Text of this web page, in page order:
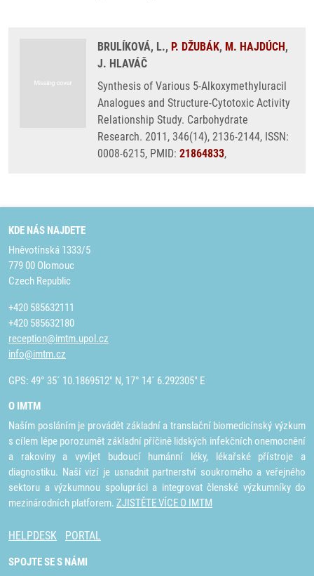
BRULÍKOVÁ, L., P. DŽUBÁK, M. HAJDÚCH,
J. HLAVÁČ
Synthesis of Various 5-Alkoxymethyluracil
Analogues and Structure-Cytotoxic Activity
Relationship Study. Carbohydrate
Research. 2011, 346(14), 2136-2144, ISSN:
0008-6215, PMID: 21864833,
KDE NÁS NAJDETE
Hněvotínská 1333/5
779 00 Olomouc
Czech Republic
+420 585632111
+420 585632180
reception@imtm.upol.cz
info@imtm.cz
GPS: 49° 35´ 10.1869512" N, 17° 14´ 6.292305" E
O IMTM
Naším posláním je provádět základní a translační biomedicínský výzkum
s cílem lépe porozumět základní příčině lidských infekčních onemocnění
a rakoviny a vyvíjet budoucí humánní léky, lékařské přístroje a
diagnostiku. Naší vizí je usnadnit partnerství soukromého a veřejného
sektoru a výzkumnou spolupráci a integrovat členské výzkumníky do
mezinárodních platforem. ZJISTĚTE VÍCE O IMTM
HELPDESK PORTAL
SPOJTE SE S NÁMI